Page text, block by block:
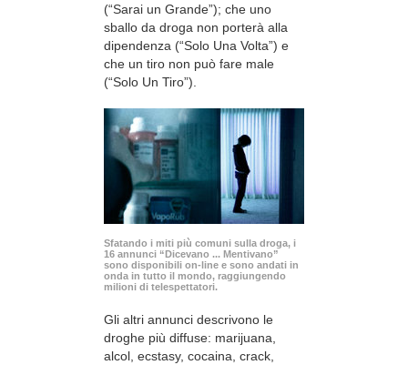
(“Sarai un Grande”); che uno
sballo da droga non porterà alla
dipendenza (“Solo Una Volta”) e
che un tiro non può fare male
(“Solo Un Tiro”).
Sfatando i miti più comuni sulla droga, i
16 annunci “Dicevano ... Mentivano”
sono disponibili on-line e sono andati in
onda in tutto il mondo, raggiungendo
milioni di telespettatori.
Gli altri annunci descrivono le
droghe più diffuse: marijuana,
alcol, ecstasy, cocaina, crack,